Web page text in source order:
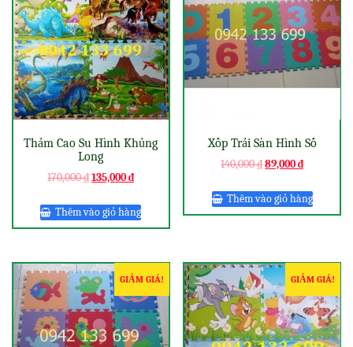
Thảm Cao Su Hình Khủng
Long
170,000₫135,000₫
Thêm vào giỏ hàng
Xốp Trải Sàn Hình Số
140,000₫89,000₫
Thêm vào giỏ hàng
GIẢM GIÁ! GIẢM GIÁ!